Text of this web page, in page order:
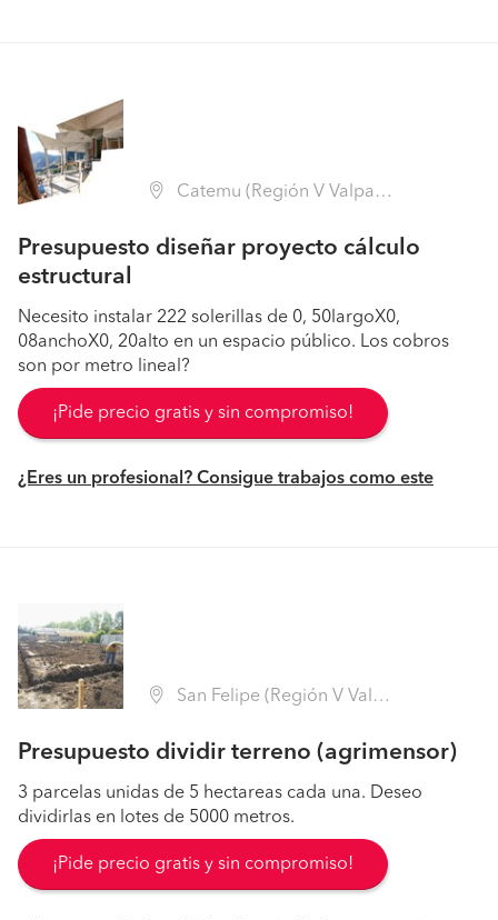
Catemu (Región V Valparaíso - San Felipe de Aconcagua)
Presupuesto diseñar proyecto cálculo
estructural
Necesito instalar 222 solerillas de 0, 50largoX0,
08anchoX0, 20alto en un espacio público. Los cobros
son por metro lineal?
¡Pide precio gratis y sin compromiso!
¿Eres un profesional? Consigue trabajos como este
San Felipe (Región V Valparaíso - San Felipe de Aconcagua)
Presupuesto dividir terreno (agrimensor)
3 parcelas unidas de 5 hectareas cada una. Deseo
dividirlas en lotes de 5000 metros.
¡Pide precio gratis y sin compromiso!